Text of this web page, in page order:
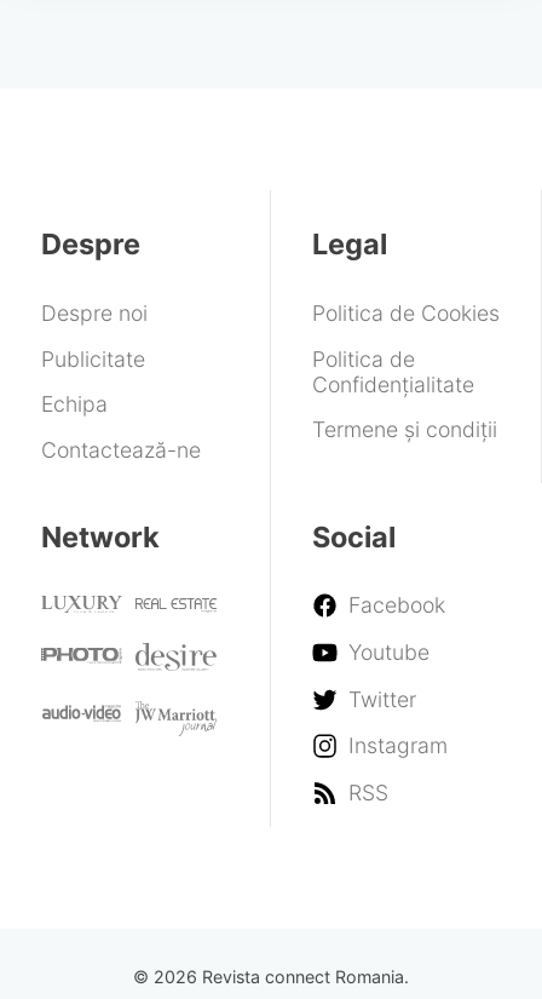
Despre
Despre noi
Publicitate
Echipa
Contactează-ne
Legal
Politica de Cookies
Politica de
Confidențialitate
Termene și condiții
Network Social
Facebook
Youtube
Twitter
Instagram
RSS
© 2026 Revista connect Romania.